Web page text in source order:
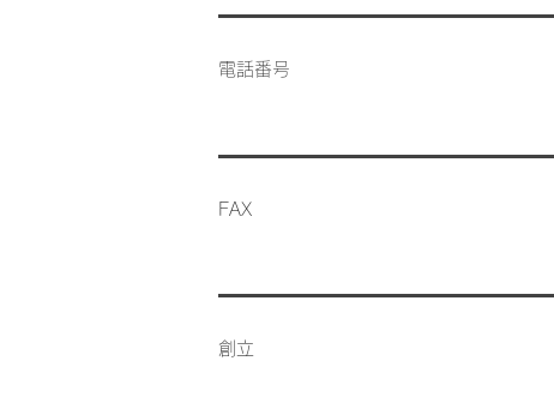
電話番号
FAX
創立